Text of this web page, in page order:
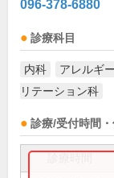
096-378-6880
診療科目
内科 アレルギ
リテーション科
診療/受付時間・